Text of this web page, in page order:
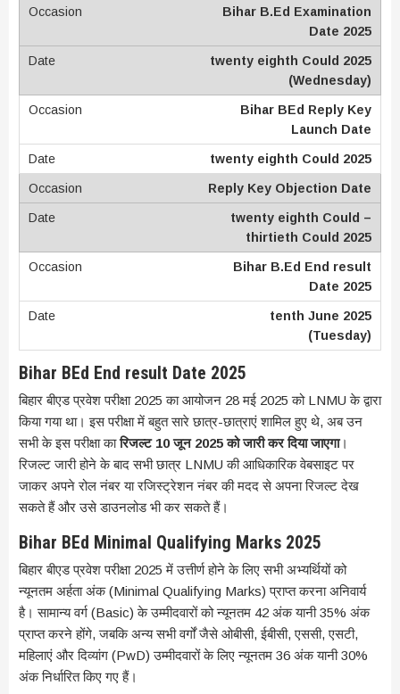
Bihar B.Ed Examination
Date 2025
twenty eighth Could 2025
(Wednesday)
Bihar BEd Reply Key
Launch Date
twenty eighth Could 2025
Reply Key Objection Date
twenty eighth Could –
thirtieth Could 2025
Bihar B.Ed End result
Date 2025
tenth June 2025
(Tuesday)
Bihar BEd End result Date 2025
बिहार बीएड प्रवेश परीक्षा 2025 का आयोजन 28 मई 2025 को LNMU के द्वारा
किया गया था। इस परीक्षा में बहुत सारे छात्र-छात्राएं शामिल हुए थे, अब उन
सभी के इस परीक्षा कारिजल्ट 10 जून 2025 को जारी कर दिया जाएगा।
रिजल्ट जारी होने के बाद सभी छात्र LNMU की आधिकारिक वेबसाइट पर
जाकर अपने रोल नंबर या रजिस्ट्रेशन नंबर की मदद से अपना रिजल्ट देख
सकते हैं और उसे डाउनलोड भी कर सकते हैं।
Bihar BEd Minimal Qualifying Marks 2025
बिहार बीएड प्रवेश परीक्षा 2025 में उत्तीर्ण होने के लिए सभी अभ्यर्थियों को
न्यूनतम अर्हता अंक (Minimal Qualifying Marks) प्राप्त करना अनिवार्य
है। सामान्य वर्ग (Basic) के उम्मीदवारों को न्यूनतम 42 अंक यानी 35% अंक
प्राप्त करने होंगे, जबकि अन्य सभी वर्गों जैसे ओबीसी, ईबीसी, एससी, एसटी,
महिलाएं और दिव्यांग (PwD) उम्मीदवारों के लिए न्यूनतम 36 अंक यानी 30%
अंक निर्धारित किए गए हैं।